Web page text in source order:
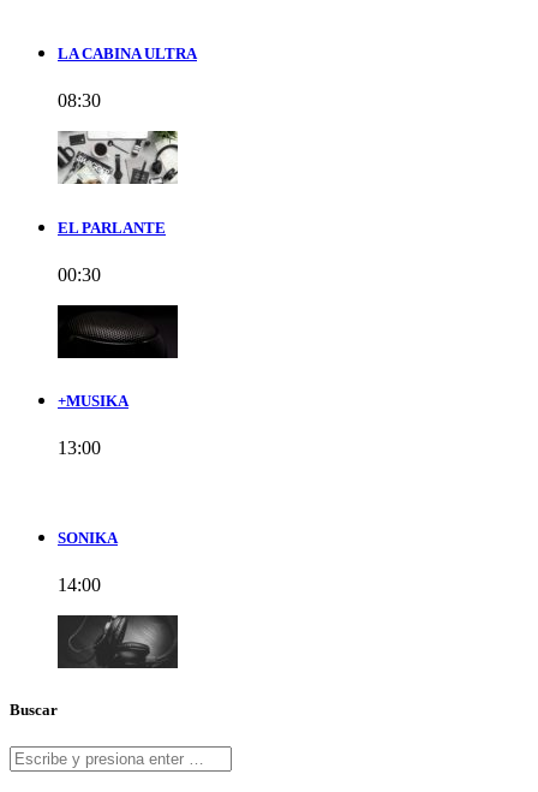
LA CABINA ULTRA
08:30
EL PARLANTE
00:30
+MUSIKA
13:00
SONIKA
14:00
Buscar